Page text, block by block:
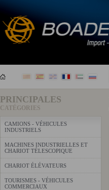
PRINCIPALES
CATÉGORIES
CAMIONS - VÉHICULES
INDUSTRIELS
MACHINES INDUSTRIELLES ET
CHARIOT TÉLESCOPIQUE
CHARIOT ÉLÉVATEURS
TOURISMES - VÉHICULES
COMMERCIAUX